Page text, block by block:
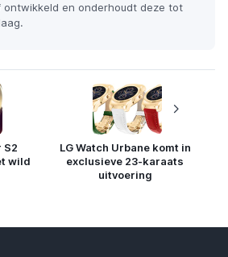
ontwikkeld en onderhoudt deze tot
S2
wild
LG Watch Urbane komt in
exclusieve 23-karaats
uitvoering